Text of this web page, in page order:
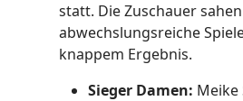
statt. Die Zuschauer
abwechslungsreiche
knappem Ergebnis.
Sieger Damen: Meike